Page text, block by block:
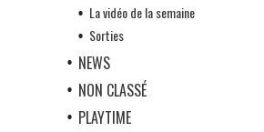
La vidéo de la semaine
Sorties
NEWS
NON CLASSÉ
PLAYTIME